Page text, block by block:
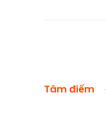
Tâm điểm